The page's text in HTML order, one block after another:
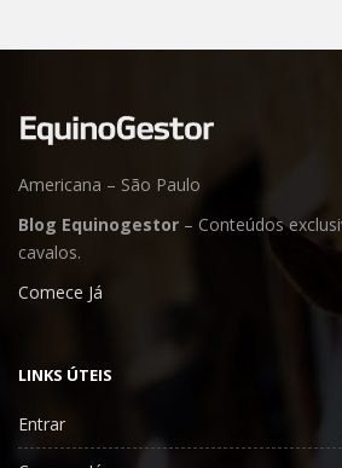
Americana – São Paulo
Blog Equinogestor – Conteúdos
cavalos.
Comece Já
LINKS ÚTEIS
Entrar